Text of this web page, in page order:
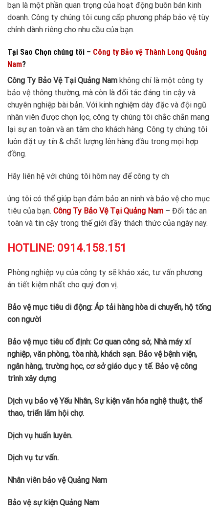
bạn là một phần quan trọng của hoạt động buôn bán kinh
doanh. Công ty chúng tôi cung cấp phương pháp bảo vệ tùy
chỉnh dành riêng cho nhu cầu của bạn.
Tại Sao Chọn chúng tôi – Công ty Bảo vệ Thành Long Quảng
Nam?
Công Ty Bảo Vệ Tại Quảng Nam không chỉ là một công ty
bảo vệ thông thường, mà còn là đối tác đáng tin cậy và
chuyên nghiệp bài bản. Với kinh nghiệm dày đặc và đội ngũ
nhân viên được chọn lọc, công ty chúng tôi chắc chắn mang
lại sự an toàn và an tâm cho khách hàng. Công ty chúng tôi
luôn đặt uy tín & chất lượng lên hàng đầu trong mọi hợp
đồng.
Hãy liên hệ với chúng tôi hôm nay để công ty ch
úng tôi có thể giúp bạn đảm bảo an ninh và bảo vệ cho mục
tiêu của bạn. Công Ty Bảo Vệ Tại Quảng Nam – Đối tác an
toàn và tin cậy trong thế giới đầy thách thức của ngày nay.
HOTLINE: 0914.158.151
Phòng nghiệp vụ của công ty sẽ khảo xác, tư vấn phương
án tiết kiệm nhất cho quý đơn vị.
Bảo vệ mục tiêu di động: Áp tải hàng hòa di chuyển, hộ tống
con người
Bảo vệ mục tiêu cố định: Cơ quan công sở, Nhà máy xí
nghiệp, văn phòng, tòa nhà, khách sạn. Bảo vệ bệnh viện,
ngân hàng, trường học, cơ sở giáo dục y tế. Bảo vệ công
trình xây dựng
Dịch vụ bảo vệ Yếu Nhân, Sự kiện văn hóa nghệ thuật, thể
thao, triển lãm hội chợ.
Dịch vụ huấn luyên.
Dịch vụ tư vấn.
Nhân viên bảo vệ Quảng Nam
Bảo vệ sự kiện Quảng Nam